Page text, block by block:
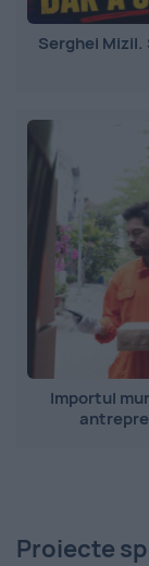
Serghei
Importul
Proiecte